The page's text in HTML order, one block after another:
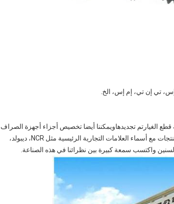
تي إن تي، إم إس، الخ.
الغيارتم تجديدهاويمكننا أيضا تخصيص أجزاء أجهزة الصراف
الآلي وفقا لمتطلبات العملاء.لقد طورنا علاقة جيدة في مجموعة واسعة من المنتجات مع أسماء العلامات التجارية الرئيسية مثل NCR، ديبولد،